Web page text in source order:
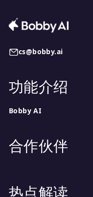
cs@bobby.ai
功能介绍
Bobby AI
合作伙伴
热点解读